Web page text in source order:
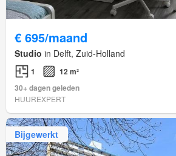
€ 695/maand
Studio in Delft, Zuid-Holland
1
12 m²
30+ dagen geleden
HUUREXPERT
Bijgewerkt